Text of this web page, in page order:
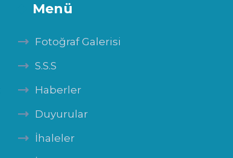
Menü
Fotoğraf Galerisi
S.S.S
Haberler
Duyurular
İhaleler